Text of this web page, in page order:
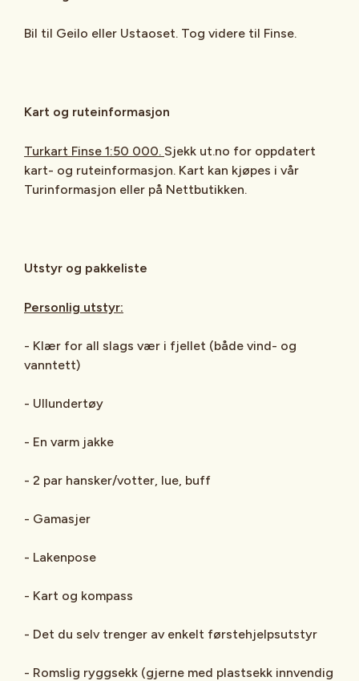
Bil til Geilo eller Ustaoset. Tog videre til Finse.
Kart og ruteinformasjon
Turkart Finse 1:50 000. Sjekk ut.no for oppdatert
kart- og ruteinformasjon. Kart kan kjøpes i vår
Turinformasjon eller på Nettbutikken.
Utstyr og pakkeliste
Personlig utstyr:
- Klær for all slags vær i fjellet (både vind- og
vanntett)
- Ullundertøy
- En varm jakke
- 2 par hansker/votter, lue, buff
- Gamasjer
- Lakenpose
- Kart og kompass
- Det du selv trenger av enkelt førstehjelpsutstyr
- Romslig ryggsekk (gjerne med plastsekk innvendig